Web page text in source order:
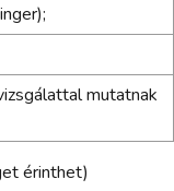
mutatnak
érinthet)